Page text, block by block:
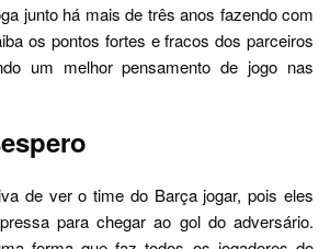
junto há mais de três anos fazendo com
os pontos fortes e fracos dos parceiros
um melhor pensamento de jogo nas
de ver o time do Barça jogar, pois eles
para chegar ao gol do adversário.